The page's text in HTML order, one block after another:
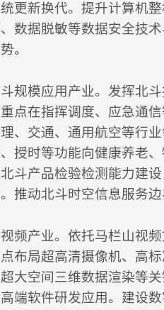
更新换代。提升计算机
数据脱敏等数据安全技
。
斗规模应用产业。发挥北
点在指挥调度、应急通
、交通、通用航空等行
授时等功能向健康养老
斗产品检验检测能力建
推动北斗时空信息服务
视频产业。依托马栏山视
布局超高清摄像机、高
大空间三维数据渲染等
端软件研发应用。建设